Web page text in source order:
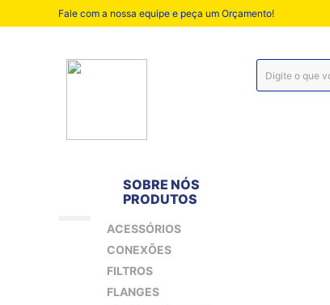
Fale com a nossa equipe e peça um Orçamento!
SOBRE NÓS
PRODUTOS
ACESSÓRIOS
CONEXÕES
FILTROS
FLANGES